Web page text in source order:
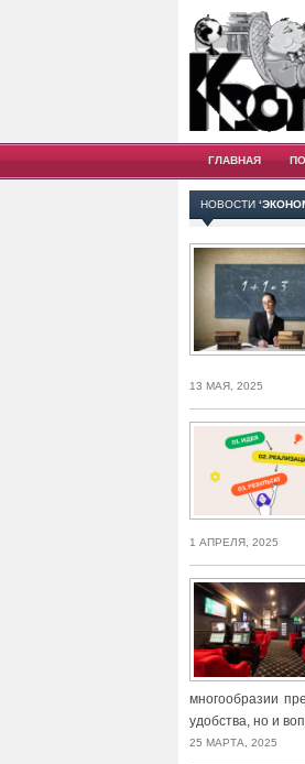
ГЛАВНАЯ
НОВОСТИ
13 МАЯ, 2025
1 АПРЕЛЯ, 2025
многообразии
удобства, но и
25 МАРТА, 2025